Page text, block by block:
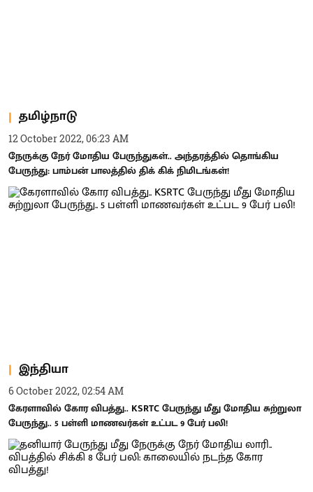
தமிழ்நாடு
12 October 2022, 06:23 AM
நேருக்கு நேர் மோதிய பேருந்துகள்.. அந்தரத்தில் தொங்கிய
பேருந்து: பாம்பன் பாலத்தில் திக் கிக் நிமிடங்கள்!
இந்தியா
6 October 2022, 02:54 AM
கேரளாவில் கோர விபத்து.. KSRTC பேருந்து மீது மோதிய சுற்றுலா
பேருந்து.. 5 பள்ளி மாணவர்கள் உட்பட 9 பேர் பலி!